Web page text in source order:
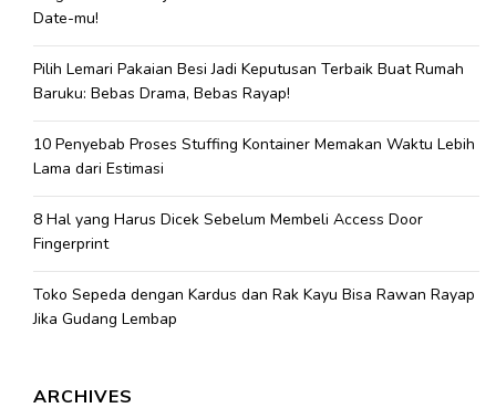
Date-mu!
Pilih Lemari Pakaian Besi Jadi Keputusan Terbaik Buat Rumah
Baruku: Bebas Drama, Bebas Rayap!
10 Penyebab Proses Stuffing Kontainer Memakan Waktu Lebih
Lama dari Estimasi
8 Hal yang Harus Dicek Sebelum Membeli Access Door
Fingerprint
Toko Sepeda dengan Kardus dan Rak Kayu Bisa Rawan Rayap
Jika Gudang Lembap
ARCHIVES